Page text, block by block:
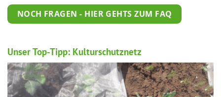
NOCH FRAGEN - HIER GEHTS ZUM FAQ
Unser Top-Tipp: Kulturschutznetz